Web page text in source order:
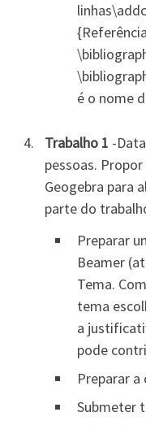
é o nome
Trabalho 1 -
pessoas.
Geogebra para
parte do
Preparar
Beamer
Tema.
tema
a
pode
Preparar
Submeter